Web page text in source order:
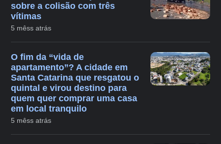
sobre a colisão com três
vítimas
5 mêss atrás
O fim da “vida de
apartamento”? A cidade em
Santa Catarina que resgatou o
quintal e virou destino para
quem quer comprar uma casa
em local tranquilo
5 mêss atrás